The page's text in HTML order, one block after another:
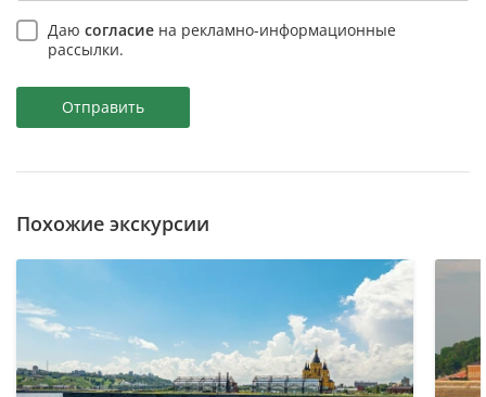
Даю согласие на рекламно-информационные
рассылки.
Отправить
Похожие экскурсии